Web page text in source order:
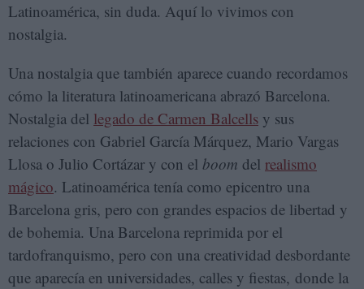
Latinoamérica, sin duda. Aquí lo vivimos con
nostalgia.
Una nostalgia que también aparece cuando recordamos
cómo la literatura latinoamericana abrazó Barcelona.
Nostalgia del legado de Carmen Balcells y sus
relaciones con Gabriel García Márquez, Mario Vargas
Llosa o Julio Cortázar y con el boom del realismo
mágico. Latinoamérica tenía como epicentro una
Barcelona gris, pero con grandes espacios de libertad y
de bohemia. Una Barcelona reprimida por el
tardofranquismo, pero con una creatividad desbordante
que aparecía en universidades, calles y fiestas, donde la